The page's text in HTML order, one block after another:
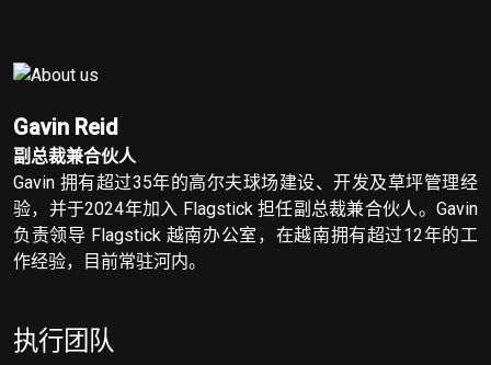
Gavin Reid
副总裁兼合伙人
Gavin 拥有超过35年的高尔夫球场建设、开发及草坪管理经
验，并于2024年加入 Flagstick 担任副总裁兼合伙人。Gavin
负责领导 Flagstick 越南办公室，在越南拥有超过12年的工
作经验，目前常驻河内。
执行团队